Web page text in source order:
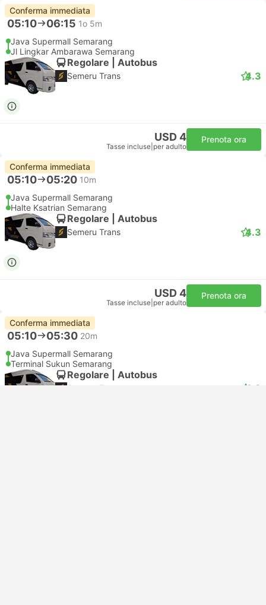
Conferma immediata
05:10 06:15 1o 5m
Java Supermall Semarang
Jl Lingkar Ambarawa Semarang
Regolare | Autobus
Semeru Trans 4.3
USD 4
Tasse incluse per adulto
Prenota ora
Conferma immediata
05:10 05:20 10m
Java Supermall Semarang
Halte Ksatrian Semarang
Regolare | Autobus
Semeru Trans 4.3
USD 4
Tasse incluse per adulto
Prenota ora
Conferma immediata
05:10 05:30 20m
Java Supermall Semarang
Terminal Sukun Semarang
Regolare | Autobus
Semeru Trans 4.3